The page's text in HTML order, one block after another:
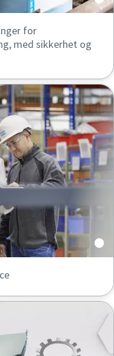
for
med sikkerhet og